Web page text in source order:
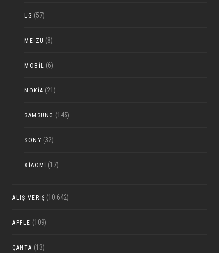
LG (57)
MEIZU (8)
MOBIL (6)
NOKIA (21)
SAMSUNG (145)
SONY (32)
XIAOMI (17)
ALIŞ-VERIŞ (10.642)
APPLE (109)
ÇANTA (13)